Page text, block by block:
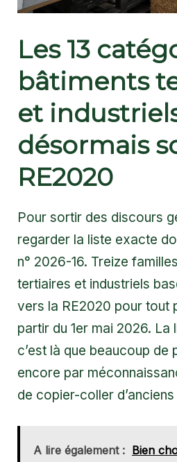
Les 13
bâtiments
et
désormais
RE2020
Pour sortir des discours
regarder la liste exacte
n° 2026-16. Treize
tertiaires et industriels
vers la RE2020 pour tout
partir du 1er mai 2026.
c’est là que beaucoup
encore par
de copier-coller d’anciens
A lire également : Bien